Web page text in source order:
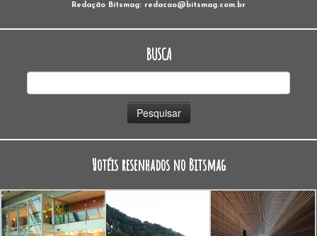
Redação Bitsmag: redacao@bitsmag.com.br
BUSCA
Hotéis resenhados no Bitsmag